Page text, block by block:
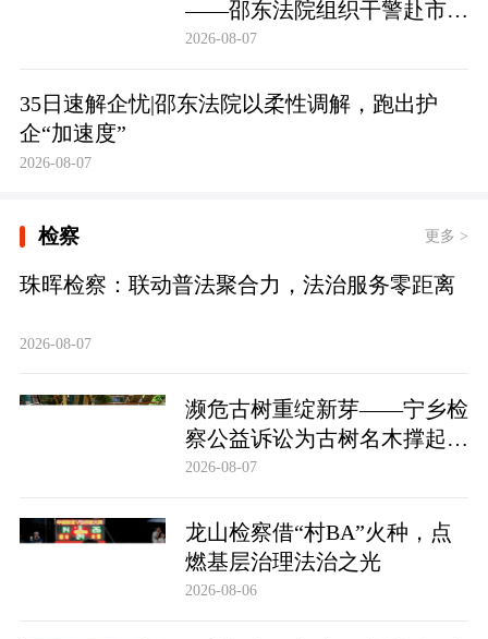
——邵东法院组织干警赴市禁
毒教育基地参观学习
2026-08-07
35日速解企忧|邵东法院以柔性调解，跑出护
企“加速度”
2026-08-07
检察 更多 >
珠晖检察：联动普法聚合力，法治服务零距离
2026-08-07
濒危古树重绽新芽——宁乡检
察公益诉讼为古树名木撑起法
治“保护伞”
2026-08-07
龙山检察借“村BA”火种，点
燃基层治理法治之光
2026-08-06